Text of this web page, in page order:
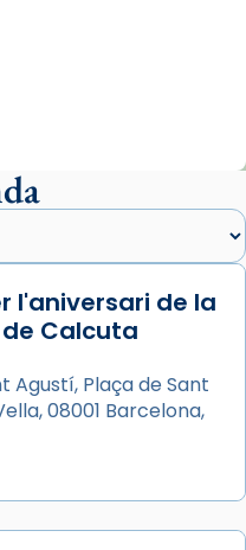
la missa de Les
l'aniversari de la
Calcuta
Agustí, Plaça de Sant
08001 Barcelona,